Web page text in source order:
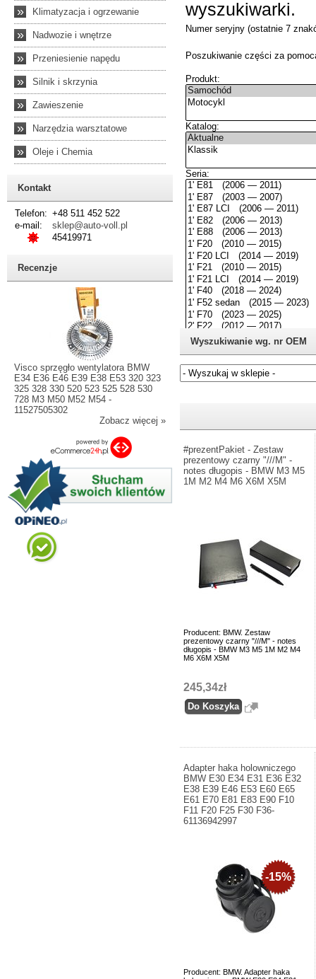
» Klimatyzacja i ogrzewanie
» Nadwozie i wnętrze
» Przeniesienie napędu
» Silnik i skrzynia
» Zawieszenie
» Narzędzia warsztatowe
» Oleje i Chemia
Kontakt
Telefon: +48 511 452 522
e-mail:
sklep@auto-voll.pl
45419971
Recenzje
Visco sprzęgło wentylatora BMW
E34 E36 E46 E39 E38 E53 320 323
325 328 330 520 523 525 528 530
728 M3 M50 M52 M54 -
11527505302
Zobacz więcej »
Wyszukiwanie wg. nr OEM
#prezentPakiet - Zestaw
prezentowy czarny "///M" -
notes długopis - BMW M3 M5
1M M2 M4 M6 X6M X5M
Producent: BMW. Zestaw
prezentowy czarny "///M" - notes
długopis - BMW M3 M5 1M M2 M4
M6 X6M X5M
245,34zł
Adapter haka holowniczego
BMW E30 E34 E31 E36 E32
E38 E39 E46 E53 E60 E65
E61 E70 E81 E83 E90 F10
F11 F20 F25 F30 F36-
61136942997
Producent: BMW. Adapter haka
-15%